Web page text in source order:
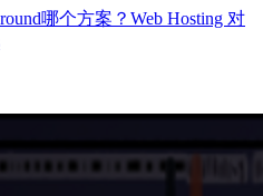
哪个方案？Web Hosting 对